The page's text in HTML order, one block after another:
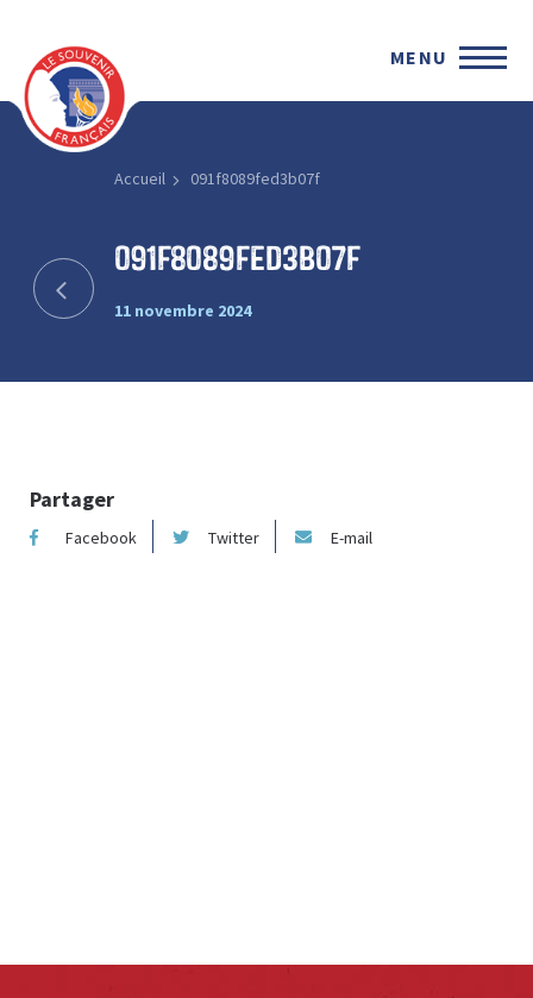
MENU
Accueil 091f8089fed3b07f
091f8089fed3b07f
11 novembre 2024
Partager
Facebook Twitter E-mail